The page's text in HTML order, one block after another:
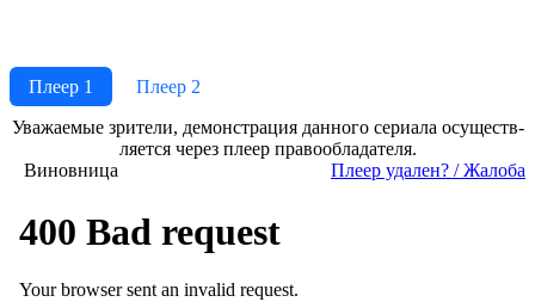
Плеер 1
Плеер 2
Ува­жае­мые зри­те­ли, де­мон­ст­ра­ция дан­но­го се­риа­ла осу­ще­ст­в­
ля­ет­ся че­рез пле­ер пра­во­об­ла­да­те­ля.
Виновница
Пле­ер уда­лен? / Жа­ло­ба